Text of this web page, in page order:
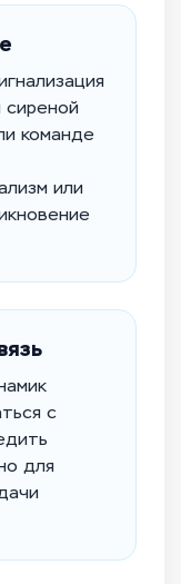
сиреной
команде
или
с
для